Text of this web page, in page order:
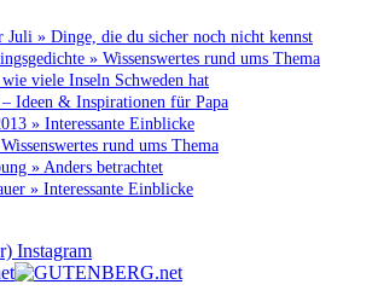
Juli » Dinge, die du sicher noch nicht kennst
» Wissenswertes rund ums Thema
viele Inseln Schweden hat
Ideen & Inspirationen für Papa
» Interessante Einblicke
rund ums Thema
» Anders betrachtet
» Interessante Einblicke
Instagram